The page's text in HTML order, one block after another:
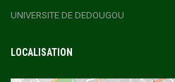
UNIVERSITE DE DEDOUGOU
LOCALISATION